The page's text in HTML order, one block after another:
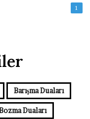
1
Barışma Duaları
Duaları